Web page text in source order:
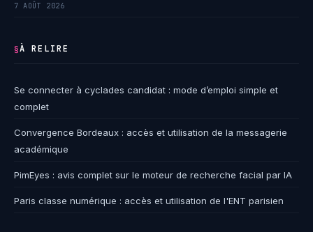
7 AOÛT 2026
§À RELIRE
Se connecter à cyclades candidat : mode d’emploi simple et
complet
Convergence Bordeaux : accès et utilisation de la messagerie
académique
PimEyes : avis complet sur le moteur de recherche facial par IA
Paris classe numérique : accès et utilisation de l'ENT parisien